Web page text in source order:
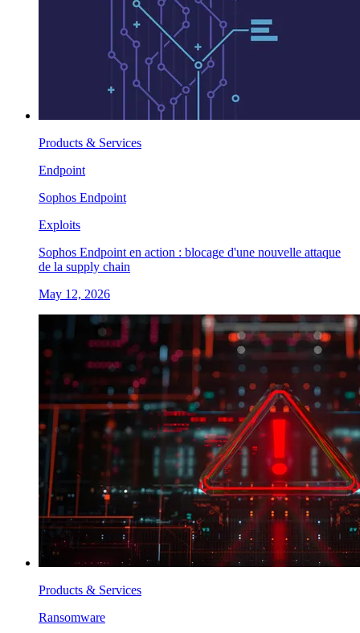
Products & Services
Endpoint
Sophos Endpoint
Exploits
Sophos Endpoint en action : blocage d'une nouvelle attaque
de la supply chain
May 12, 2026
Products & Services
Ransomware